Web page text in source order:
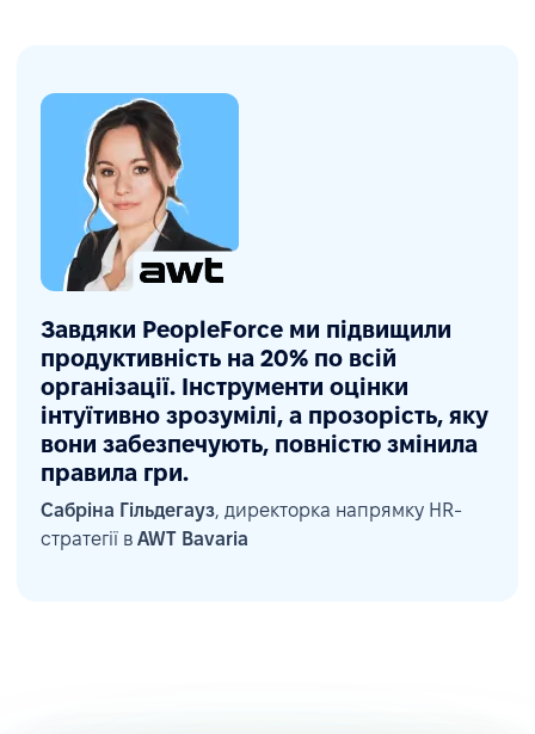
Завдяки PeopleForce ми підвищили
продуктивність на 20% по всій
організації. Інструменти оцінки
інтуїтивно зрозумілі, а прозорість, яку
вони забезпечують, повністю змінила
правила гри.
Сабріна Гільдегауз, директорка напрямку HR-
стратегії в AWT Bavaria